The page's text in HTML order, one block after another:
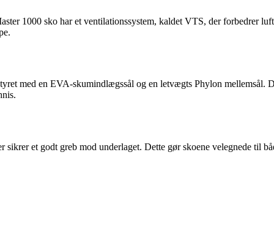
1000 sko har et ventilationssystem, kaldet VTS, der forbedrer
med en EVA-skumindlægssål og en letvægts Phylon
sikrer et godt greb mod underlaget. Dette gør skoene velegnede til